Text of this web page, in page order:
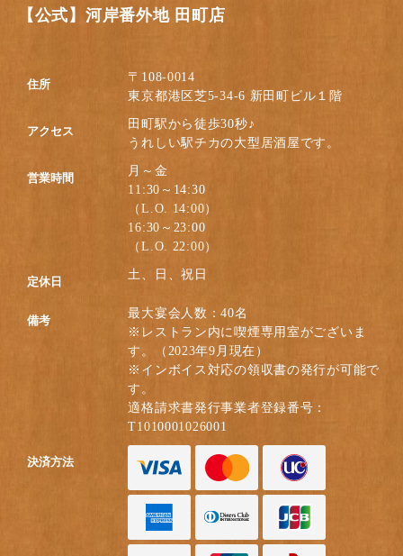
【公式】河岸番外地 田町店
住所
〒108-0014
東京都港区芝5-34-6 新田町ビル１階
アクセス
田町駅から徒歩30秒♪
うれしい駅チカの大型居酒屋です。
営業時間
月～金
11:30～14:30
（L.O. 14:00）
16:30～23:00
（L.O. 22:00）
定休日
土、日、祝日
備考
最大宴会人数：40名
※レストラン内に喫煙専用室がございま
す。（2023年9月現在）
※インボイス対応の領収書の発行が可能で
す。
適格請求書発行事業者登録番号：
T1010001026001
決済方法